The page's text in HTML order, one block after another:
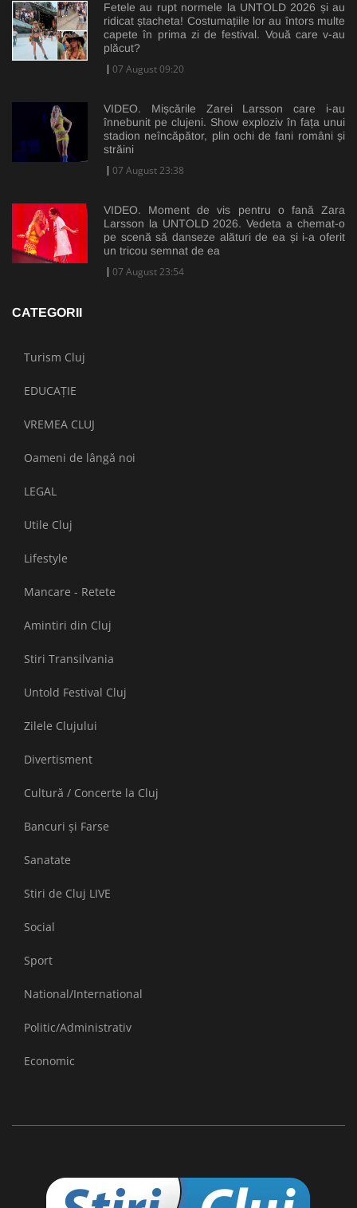
Fetele au rupt normele la UNTOLD 2026 și au
ridicat ștacheta! Costumațiile lor au întors multe
capete în prima zi de festival. Vouă care v-au
plăcut?
07 August 09:20
VIDEO. Mișcările Zarei Larsson care i-au
înnebunit pe clujeni. Show exploziv în fața unui
stadion neîncăpător, plin ochi de fani români și
străini
07 August 23:38
VIDEO. Moment de vis pentru o fană Zara
Larsson la UNTOLD 2026. Vedeta a chemat-o
pe scenă să danseze alături de ea și i-a oferit
un tricou semnat de ea
07 August 23:54
CATEGORII
Turism Cluj
EDUCAȚIE
VREMEA CLUJ
Oameni de lângă noi
LEGAL
Utile Cluj
Lifestyle
Mancare - Retete
Amintiri din Cluj
Stiri Transilvania
Untold Festival Cluj
Zilele Clujului
Divertisment
Cultură / Concerte la Cluj
Bancuri și Farse
Sanatate
Stiri de Cluj LIVE
Social
Sport
National/International
Politic/Administrativ
Economic